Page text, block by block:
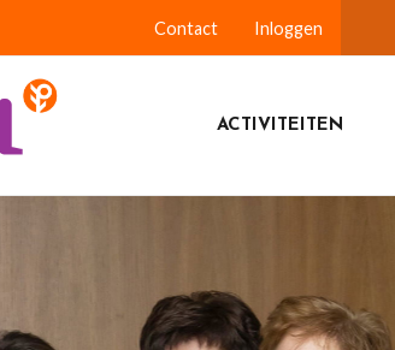
Contact Inloggen
ACTIVITEITEN